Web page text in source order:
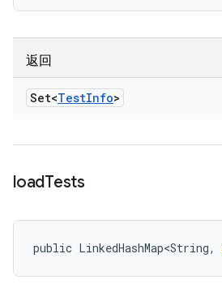
返回
Set<TestInfo>
loadTests
public LinkedHashMap<String,